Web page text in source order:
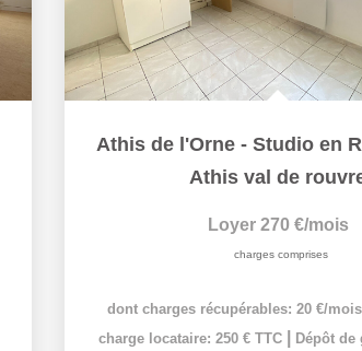
Athis de l'Orne - Studio en
Athis val de
Loyer 270 €/mois
charges comprises
dont charges récupérables: 20 €/mois
charge locataire: 250 € TTC
Dépôt de